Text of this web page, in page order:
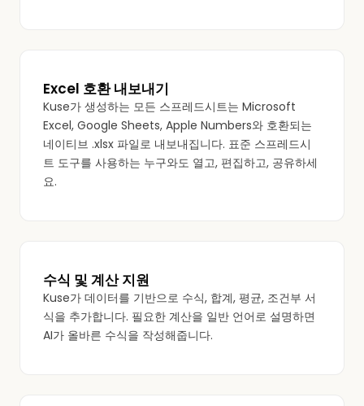
Excel 호환 내보내기
Kuse가 생성하는 모든 스프레드시트는 Microsoft
Excel, Google Sheets, Apple Numbers와 호환되는
네이티브 .xlsx 파일로 내보내집니다. 표준 스프레드시
트 도구를 사용하는 누구와도 열고, 편집하고, 공유하세
요.
수식 및 계산 지원
Kuse가 데이터를 기반으로 수식, 합계, 평균, 조건부 서
식을 추가합니다. 필요한 계산을 일반 언어로 설명하면
AI가 올바른 수식을 작성해줍니다.